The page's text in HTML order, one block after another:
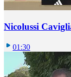
Nicolussi
01:30